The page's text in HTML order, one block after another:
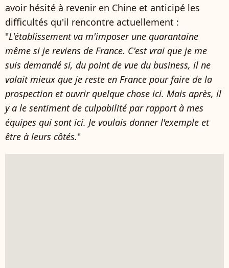
avoir hésité à revenir en Chine et anticipé les
difficultés qu'il rencontre actuellement :
"L'établissement va m'imposer une quarantaine
même si je reviens de France. C'est vrai que je me
suis demandé si, du point de vue du business, il ne
valait mieux que je reste en France pour faire de la
prospection et ouvrir quelque chose ici. Mais après, il
y a le sentiment de culpabilité par rapport à mes
équipes qui sont ici. Je voulais donner l'exemple et
être à leurs côtés."